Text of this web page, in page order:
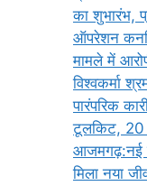
का शुभारंभ,
ऑपरेशन
मामले में
विश्वकर्मा
पारंपरिक
टूलकिट,
आजमगढ़:नई
मिला नया